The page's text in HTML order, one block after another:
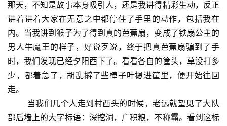
那天，不知是故事本身吸引人，还是我讲得精彩生动，反正
讲着讲着大家在无意之中都停住了手里的动作，包括我在
内。当我讲到猴子为了得到真的芭蕉扇，变成了铁扇公主的
男人牛魔王的样子，好说歹说，终于把真芭蕉扇骗到了手
时，我们发现已经夕阳西下了。看看各自的筐头，草没打多
少，都着急了，胡乱擗了些棒子叶摁进筐里，便开始往回
走。
当我们几个人走到村西头的时候，老远就望见了大队
部后墙上的大字标语：深挖洞，广积粮，不称霸。看到这标